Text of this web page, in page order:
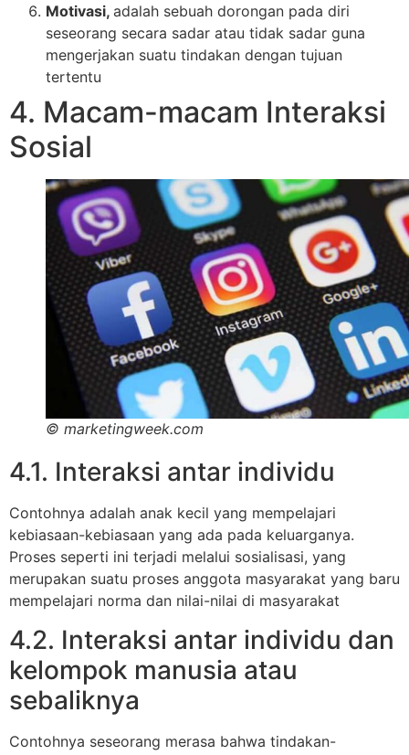
Motivasi, adalah sebuah dorongan pada diri
seseorang secara sadar atau tidak sadar guna
mengerjakan suatu tindakan dengan tujuan
tertentu
4. Macam-macam Interaksi
Sosial
© marketingweek.com
4.1. Interaksi antar individu
Contohnya adalah anak kecil yang mempelajari
kebiasaan-kebiasaan yang ada pada keluarganya.
Proses seperti ini terjadi melalui sosialisasi, yang
merupakan suatu proses anggota masyarakat yang baru
mempelajari norma dan nilai-nilai di masyarakat
4.2. Interaksi antar individu dan
kelompok manusia atau
sebaliknya
Contohnya seseorang merasa bahwa tindakan-